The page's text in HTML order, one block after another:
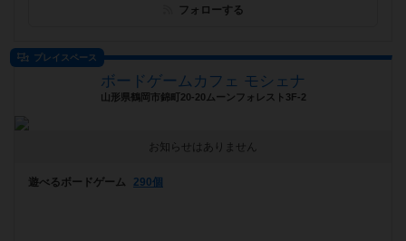
フォローする
プレイスペース
ボードゲームカフェ モシェナ
山形県鶴岡市錦町20-20ムーンフォレスト3F-2
お知らせはありません
遊べるボードゲーム 290個